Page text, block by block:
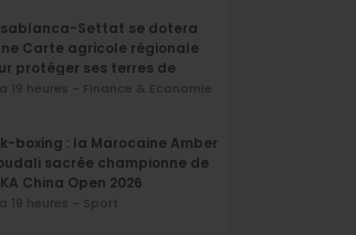
Settat se dotera
Carte agricole régionale
protéger ses terres de
19 heures - Finance & Economie
boxing : la Marocaine Amber
sacrée championne de
China Open 2026
19 heures - Sport